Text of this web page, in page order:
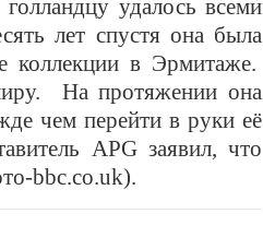
удалось всеми
лет спустя она была
коллекции в Эрмитаже.
На протяжении она
чем перейти в руки её
APG заявил, что
bbc.co.uk).